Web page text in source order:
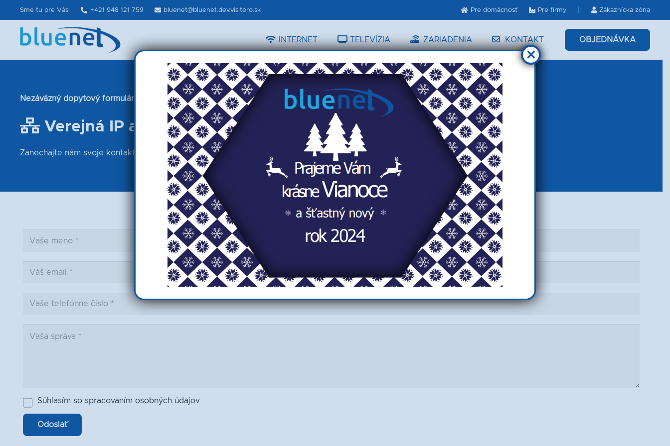
Sme tu pre Vás: +421 948 121 759 bluenet@bluenet.dev.visitero.sk Pre domácnosť Pre firmy Zákaznícka zóna
INTERNET TELEVÍZIA ZARIADENIA KONTAKT OBJEDNÁVKA
Nezáväzný dopytový formulár
Verejná IP adresa
Zanechajte nám svoje kontaktné údaje, naši špecialisti Vás budú spätne kontaktovať.
Súhlasím so spracovaním osobných údajov
×